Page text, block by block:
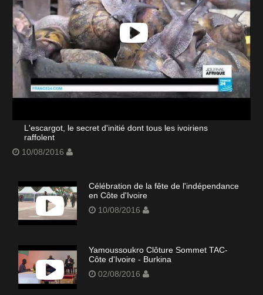
L'escargot, le secret d'initié dont tous les ivoiriens
raffolent
10/08/2016
Célébration de la fête de l'indépendance
en Côte d'Ivoire
10/08/2016
Yamoussoukro Clôture Sommet TAC-
Côte d'Ivoire - Burkina
02/08/2016